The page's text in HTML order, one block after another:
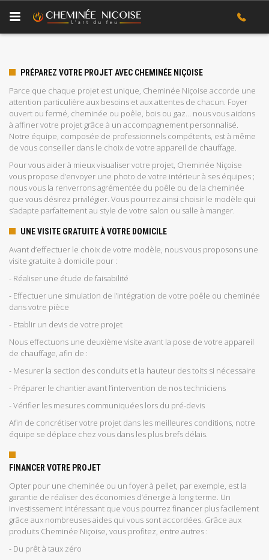
PRÉPAREZ VOTRE PROJET AVEC CHEMINÉE NIÇOISE
Parce que chaque projet est unique, Cheminée Niçoise accorde une
attention particulière aux besoins et aux attentes de chacun. Foyer
ouvert ou fermé, cheminée ou poêle, bois ou gaz… nous vous aidons
à affiner votre projet grâce à un accompagnement personnalisé.
Notre équipe, composée de professionnels compétents, est à même
de vous conseiller dans le choix de votre appareil de chauffage.
Pour vous aider à mieux visualiser votre projet, Cheminée Niçoise
vous propose d’envoyer une photo de votre intérieur à ses équipes ;
nous vous la renverrons agrémentée du poêle ou de la cheminée
que vous désirez privilégier. Vous pourrez ainsi choisir le modèle qui
s’adapte parfaitement au style de votre salon ou salle à manger.
UNE VISITE GRATUITE À VOTRE DOMICILE
Avant d’effectuer le choix de votre modèle, nous vous proposons une
visite gratuite à domicile pour :
- Réaliser une étude de faisabilité
- Effectuer une simulation de l’intégration de votre poêle ou cheminée
dans votre pièce
- Etablir un devis de votre projet
Nous effectuons une deuxième visite avant la pose de votre appareil
de chauffage, afin de :
- Mesurer la section des conduits et la hauteur des toits si nécessaire
- Préparer le chantier avant l’intervention de nos techniciens
- Vérifier les mesures communiquées lors du pré-devis
Afin de concrétiser votre projet dans les meilleures conditions, notre
équipe se déplace chez vous dans les plus brefs délais.
FINANCER VOTRE PROJET
Opter pour une cheminée ou un foyer à pellet, par exemple, est la
garantie de réaliser des économies d’énergie à long terme. Un
investissement intéressant que vous pourrez financer plus facilement
grâce aux nombreuses aides qui vous sont accordées. Grâce aux
produits Cheminée Niçoise, vous profitez, entre autres :
- Du prêt à taux zéro